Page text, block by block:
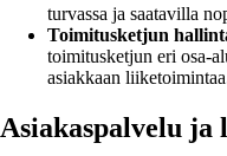
turvassa ja saatavilla
Toimitusketjun
toimitusketjun eri osa-
asiakkaan
Asiakaspalvelu ja